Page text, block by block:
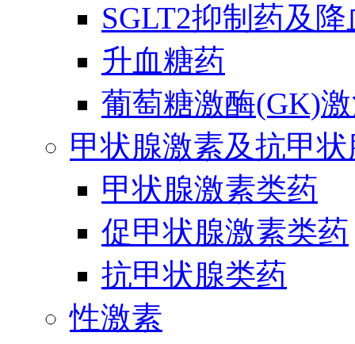
SGLT2抑制药及
升血糖药
葡萄糖激酶(GK)
甲状腺激素及抗甲
甲状腺激素类药
促甲状腺激素类药
抗甲状腺类药
性激素